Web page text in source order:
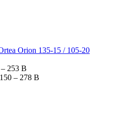
Orion 135-15 / 105-20
– 253 В
150 – 278 В